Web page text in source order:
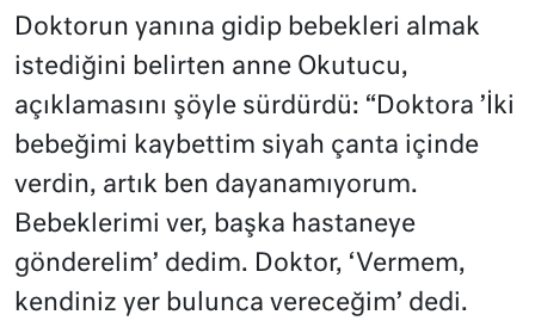
Doktorun yanına gidip bebekleri almak
istediğini belirten anne Okutucu,
açıklamasını şöyle sürdürdü: “Doktora ’İki
bebeğimi kaybettim siyah çanta içinde
verdin, artık ben dayanamıyorum.
Bebeklerimi ver, başka hastaneye
gönderelim’ dedim. Doktor, ‘Vermem,
kendiniz yer bulunca vereceğim’ dedi.